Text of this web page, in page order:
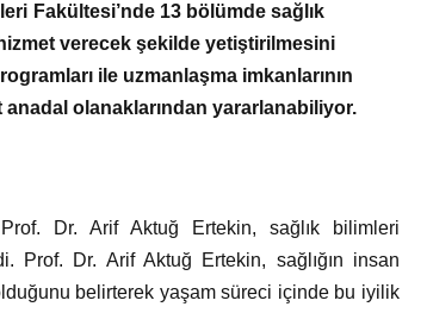
Fakültesi’nde 13 bölümde sağlık
verecek şekilde yetiştirilmesini
ile uzmanlaşma imkanlarının
olanaklarından yararlanabiliyor.
Dr. Arif Aktuğ Ertekin, sağlık bilimleri
Prof. Dr. Arif Aktuğ Ertekin, sağlığın insan
belirterek yaşam süreci içinde bu iyilik